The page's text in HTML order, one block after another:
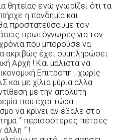
θητείας ενώ γνωρίζει ότι τα
η πανδημία και
προστατεύσουμε τον
πρωτόγνωρες για τον
που μπορούσε να
ακριβώς έχει συμπληρώσει
Αρχή ! Και μάλιστα να
Επιτροπή , χωρίς
και με χίλια μύρια άλλα
με την απόλυτη
που έχει τώρα .
να κρίνει αν έβαλε στο
“ περισσότερες πέτρες
άλλη “ !